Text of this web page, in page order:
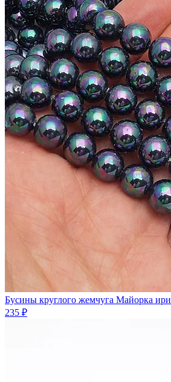
Бусины круглого жемчуга Майорка
235 ₽